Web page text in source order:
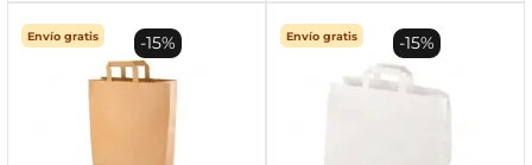
Envío gratis -15% Envío gratis -15%